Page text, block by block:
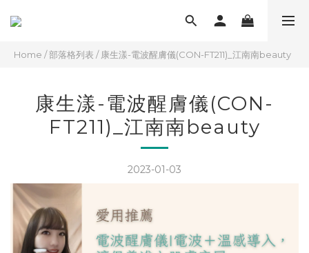
Home /部落格列表 / 康生漾-電波醒膚儀(CON-FT211)_江南南beauty
康生漾-電波醒膚儀(CON-
FT211)_江南南beauty
2023-01-03